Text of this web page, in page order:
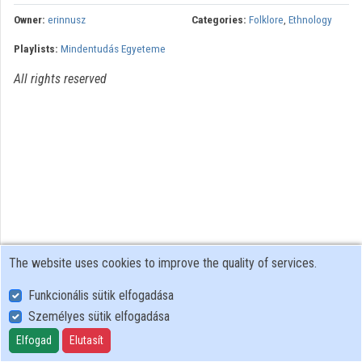
Contributors
Owner: erinnusz Categories: Folklore, Ethnology
Playlists: Mindentudás Egyeteme
All rights reserved
User Policy
Adatkezelési tájékoztató (en)
Cookie Policy
The website uses cookies to improve the quality of services.
Funkcionális sütik elfogadása
Személyes sütik elfogadása
Elfogad Elutasít